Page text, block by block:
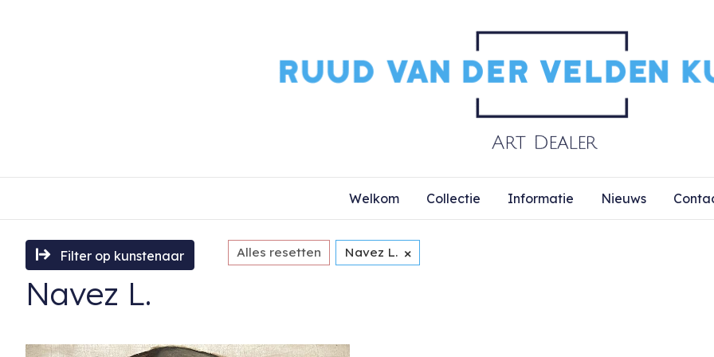
Welkom Collectie Informatie Nieuws
Filter op kunstenaar Alles resetten Navez L. ×
Navez L.